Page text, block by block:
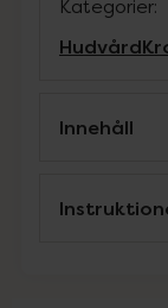
Kategorier:
Hudvård
Innehåll